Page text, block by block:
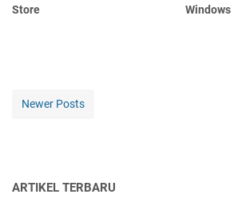
Store
Windows
Newer Posts
ARTIKEL TERBARU